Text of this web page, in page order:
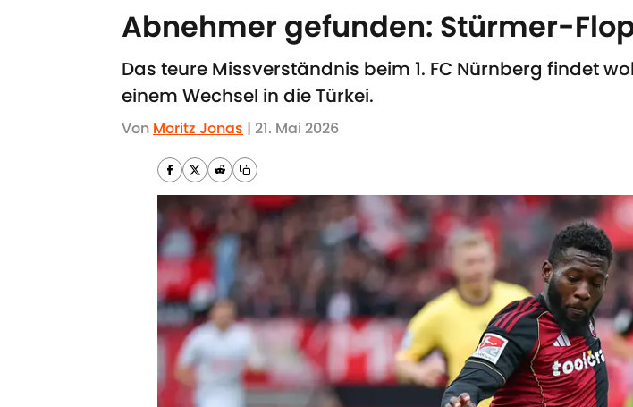
Abnehmer gefunden: Stürmer-
Das teure Missverständnis beim 1. FC Nürnberg findet
einem Wechsel in die Türkei.
Von Moritz Jonas | 21. Mai 2026